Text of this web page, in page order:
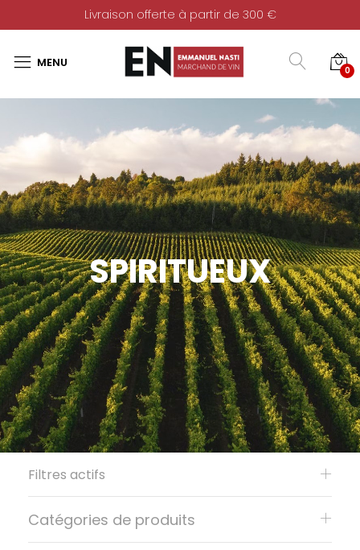
Livraison offerte à partir de 300 €
0
SPIRITUEUX
Filtres actifs
Catégories de produits